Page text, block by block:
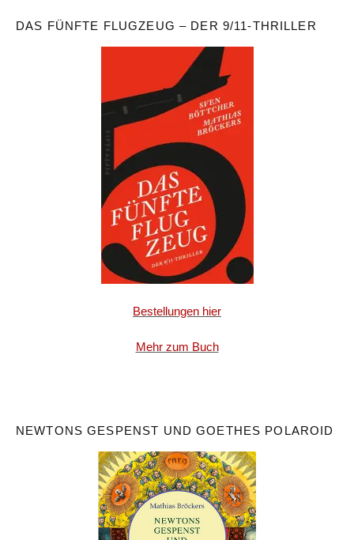
DAS FÜNFTE FLUGZEUG – DER 9/11-THRILLER
Bestellungen hier
Mehr zum Buch
NEWTONS GESPENST UND GOETHES POLAROID